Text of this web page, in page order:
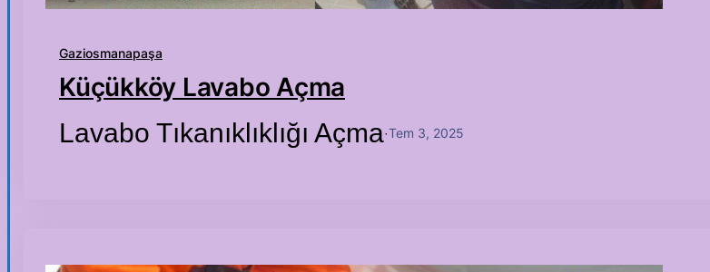
Gaziosmanapaşa
Küçükköy Lavabo Açma
Lavabo Tıkanıklıklığı Açma·Tem 3, 2025